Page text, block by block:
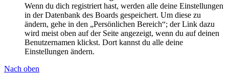
Wenn du dich registriert hast, werden alle deine Einstellungen
in der Datenbank des Boards gespeichert. Um diese zu
ändern, gehe in den „Persönlichen Bereich“; der Link dazu
wird meist oben auf der Seite angezeigt, wenn du auf deinen
Benutzernamen klickst. Dort kannst du alle deine
Einstellungen ändern.
Nach oben